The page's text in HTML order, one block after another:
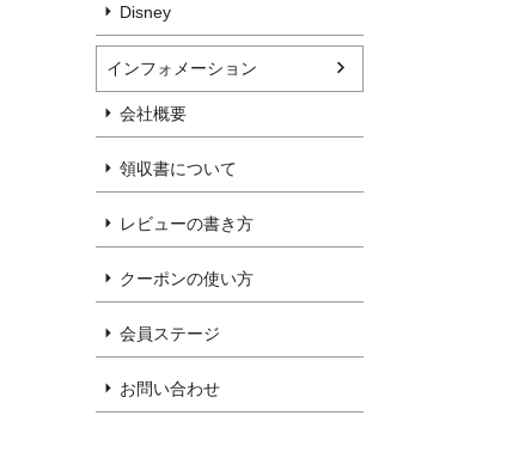
Disney
インフォメーション
会社概要
領収書について
レビューの書き方
クーポンの使い方
会員ステージ
お問い合わせ